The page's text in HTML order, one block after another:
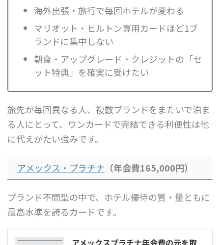
海外出張・旅行で毎回ホテルが変わる
マリオット・ヒルトン専用カードほど1ブ
ランドに集中しない
朝食・アップグレード・クレジットの「セ
ット特典」を確実に受けたい
旅先が毎回異なる人、複数ブランドをまたいで泊ま
る人にとって、ワンカードで完結できる利便性は他
に代えがたい強みです。
アメックス・プラチナ （年会費165,000円）
ブランド不問型の中で、ホテル優待の質・量ともに
最高水準を誇るカードです。
アメックスプラチナ年会費の元を取